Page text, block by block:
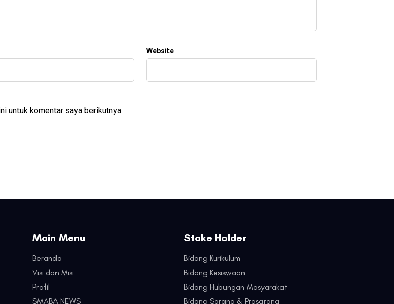
Website
untuk komentar saya berikutnya.
Main Menu
Beranda
Visi dan Misi
Profil
SMABA NEWS
Stake Holder
Bidang Kurikulum
Bidang Kesiswaan
Bidang Hubungan Masyarakat
Bidang Sarana & Prasarana